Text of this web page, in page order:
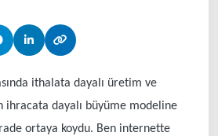
ithalata dayalı üretim ve
ihracata dayalı büyüme modeline
ortaya koydu. Ben internette